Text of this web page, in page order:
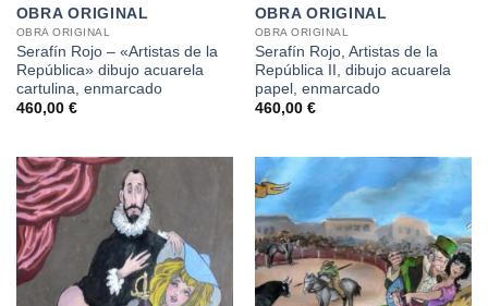
OBRA ORIGINAL
OBRA ORIGINAL
Serafín Rojo – «Artistas de la
República» dibujo acuarela
cartulina, enmarcado
460,00 €
OBRA ORIGINAL
OBRA ORIGINAL
Serafín Rojo, Artistas de la
República II, dibujo acuarela
papel, enmarcado
460,00 €